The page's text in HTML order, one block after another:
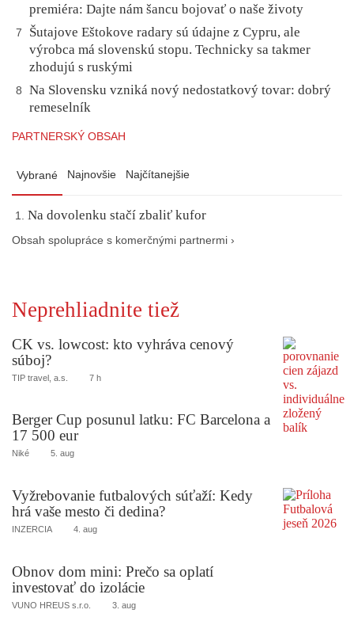
premiéra: Dajte nám šancu bojovať o naše životy
7
Šutajove Eštokove radary sú údajne z Cypru, ale
výrobca má slovenskú stopu. Technicky sa takmer
zhodujú s ruskými
8
Na Slovensku vzniká nový nedostatkový tovar: dobrý
remeselník
PARTNERSKÝ OBSAH
Vybrané Najnovšie Najčítanejšie
Na dovolenku stačí zbaliť kufor
Obsah spolupráce s komerčnými partnermi ›
Neprehliadnite tiež
CK vs. lowcost: kto vyhráva cenový
súboj?
TIP travel, a.s. 7 h
Berger Cup posunul latku: FC Barcelona a
17 500 eur
Niké 5. aug
Vyžrebovanie futbalových súťaží: Kedy
hrá vaše mesto či dedina?
INZERCIA 4. aug
Obnov dom mini: Prečo sa oplatí
investovať do izolácie
VUNO HREUS s.r.o. 3. aug